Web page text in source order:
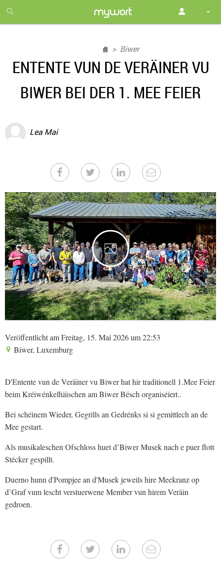
month
free
Biwer
ENTENTE VUN DE VERÄINER VU
BIWER BEI DER 1. MEE FEIER
Lea Mai
10
Veröffentlicht am Freitag, 15. Mai 2026 um 22:53
Biwer, Luxemburg
D'Entente vun de Veräiner vu Biwer hat hir traditionell 1.Mee Feier
beim Kréiwénkelhäischen am Biwer Bësch organiséiert..
Bei schéinem Wieder, Gegrills an Gedrénks si si gemittlech an de
Mee gestart.
Als musikaleschen Ofschloss huet d’Biwer Musek nach e puer flott
Stécker gespillt.
Duerno hunn d'Pompjee an d'Musek jeweils hire Meekranz op
d’Graf vum lescht verstuerwene Member vun hirem Veräin
gedroen.